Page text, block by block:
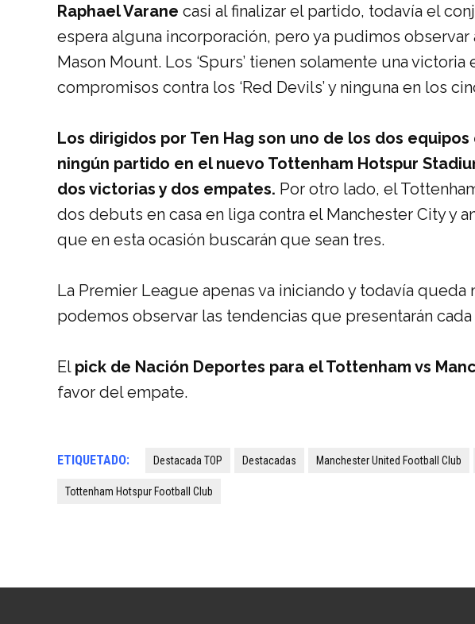
Raphael Varane casi al finalizar el partido, todavía el
espera alguna incorporación, pero ya pudimos observar
Mason Mount. Los ‘Spurs’ tienen solamente una
compromisos contra los ‘Red Devils’ y ninguna en los
Los dirigidos por Ten Hag son uno de los dos
ningún partido en el nuevo Tottenham Hotspur
dos victorias y dos empates. Por otro lado, el
dos debuts en casa en liga contra el Manchester City y
que en esta ocasión buscarán que sean tres.
La Premier League apenas va iniciando y todavía queda
podemos observar las tendencias que presentarán
El pick de Nación Deportes para el Tottenham vs
favor del empate.
ETIQUETADO: Destacada TOP Destacadas Manchester United Football Club
Tottenham Hotspur Football Club